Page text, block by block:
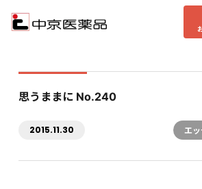
思うままに No.240
2015.11.30 エ